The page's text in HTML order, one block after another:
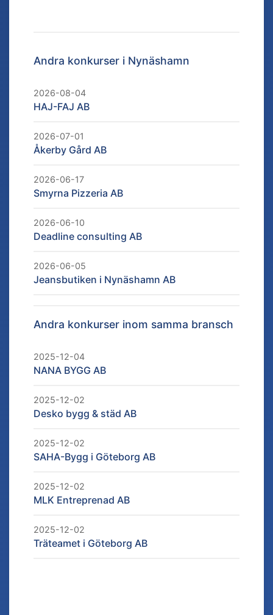
Andra konkurser i Nynäshamn
2026-08-04
HAJ-FAJ AB
2026-07-01
Åkerby Gård AB
2026-06-17
Smyrna Pizzeria AB
2026-06-10
Deadline consulting AB
2026-06-05
Jeansbutiken i Nynäshamn AB
Andra konkurser inom samma bransch
2025-12-04
NANA BYGG AB
2025-12-02
Desko bygg & städ AB
2025-12-02
SAHA-Bygg i Göteborg AB
2025-12-02
MLK Entreprenad AB
2025-12-02
Träteamet i Göteborg AB